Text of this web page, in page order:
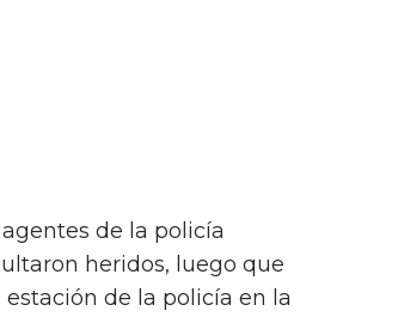
de la policía
heridos, luego que
de la policía en la